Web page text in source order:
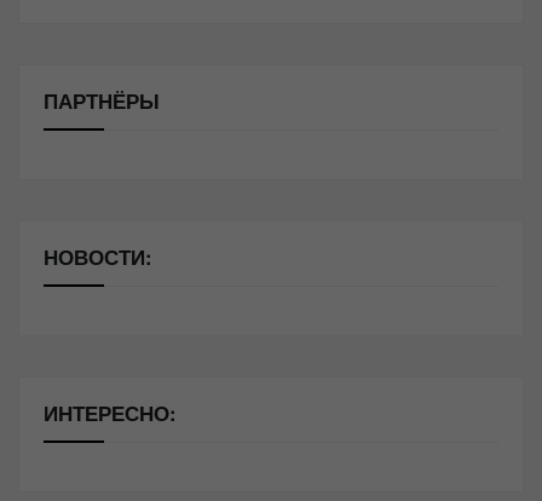
ПАРТНЁРЫ
НОВОСТИ:
ИНТЕРЕСНО: